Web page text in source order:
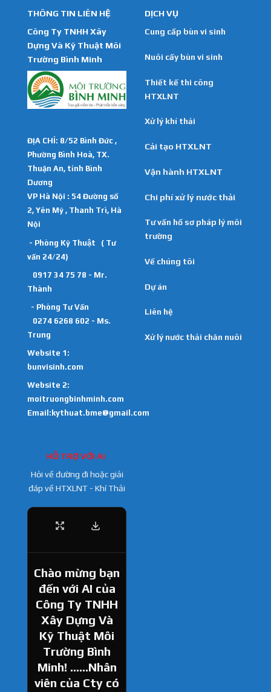
THÔNG TIN LIÊN HỆ
Công Ty TNHH Xây
Dựng Và Kỹ Thuật Môi
Trường Bình Minh
ĐỊA CHỈ: 8/52 Bình Đức ,
Phường Bình Hoà, TX.
Thuận An, tỉnh Bình
Dương
VP Hà Nội : 54 Đường số
2, Yên Mỹ , Thanh Trì, Hà
Nội
- Phòng Kỹ Thuật ( Tư
vấn 24/24)
0917 34 75 78 - Mr.
Thành
- Phòng Tư Vấn
0274 6268 602 - Ms.
Trung
Website 1:
bunvisinh.com
Website 2:
moitruongbinhminh.com
Email:kythuat.bme@gmail.com
DỊCH VỤ
Cung cấp bùn vi sinh
Nuôi cấy bùn vi sinh
Thiết kế thi công
HTXLNT
Xử lý khí thải
Cải tạo HTXLNT
Vận hành HTXLNT
Chi phí xử lý nước thải
Tư vấn hồ sơ pháp lý môi
trường
Về chúng tôi
Dự án
Liên hệ
Xử lý nước thải chăn nuôi
HỖ TRỢ VỚI AI
Hỏi về đường đi hoặc giải
đáp về HTXLNT - Khí Thải
Chào mừng bạn
đến với AI của
Công Ty TNHH
Xây Dựng Và
Kỹ Thuật Môi
Trường Bình
Minh! ......Nhân
viên của Cty có